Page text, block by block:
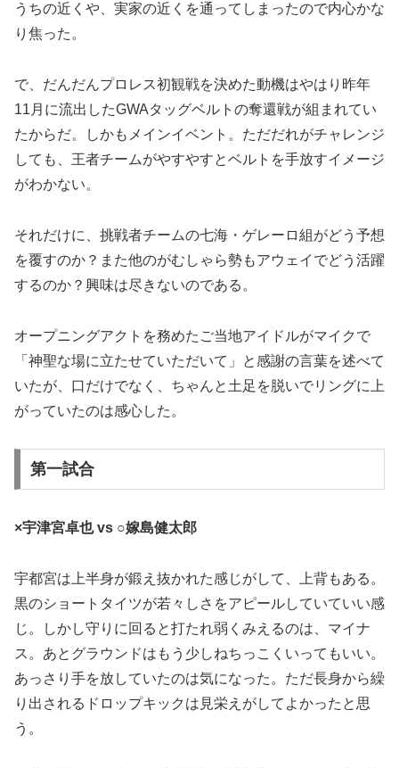
うちの近くや、実家の近くを通ってしまったので内心かな
り焦った。
で、だんだんプロレス初観戦を決めた動機はやはり昨年
11月に流出したGWAタッグベルトの奪還戦が組まれてい
たからだ。しかもメインイベント。ただだれがチャレンジ
しても、王者チームがやすやすとベルトを手放すイメージ
がわかない。
それだけに、挑戦者チームの七海・ゲレーロ組がどう予想
を覆すのか？また他のがむしゃら勢もアウェイでどう活躍
するのか？興味は尽きないのである。
オープニングアクトを務めたご当地アイドルがマイクで
「神聖な場に立たせていただいて」と感謝の言葉を述べて
いたが、口だけでなく、ちゃんと土足を脱いでリングに上
がっていたのは感心した。
第一試合
×宇津宮卓也 vs ○嫁島健太郎
宇都宮は上半身が鍛え抜かれた感じがして、上背もある。
黒のショートタイツが若々しさをアピールしていていい感
じ。しかし守りに回ると打たれ弱くみえるのは、マイナ
ス。あとグラウンドはもう少しねちっこくいってもいい。
あっさり手を放していたのは気になった。ただ長身から繰
り出されるドロップキックは見栄えがしてよかったと思
う。